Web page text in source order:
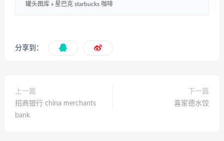
罐头图库 » 星巴克 starbucks 咖啡
分享到：
上一篇
招商银行 china merchants
bank
下一篇
喜家德水饺